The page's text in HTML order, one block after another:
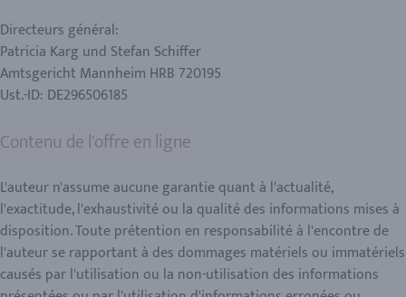
Directeurs général:
Patricia Karg und Stefan Schiffer
Amtsgericht Mannheim HRB 720195
Ust.-ID: DE296506185
Contenu de l'offre en ligne
L'auteur n'assume aucune garantie quant à l'actualité,
l'exactitude, l'exhaustivité ou la qualité des informations mises à
disposition. Toute prétention en responsabilité à l'encontre de
l'auteur se rapportant à des dommages matériels ou immatériels
causés par l'utilisation ou la non-utilisation des informations